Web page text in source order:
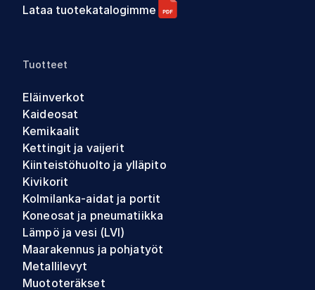
Lataa tuotekatalogimme
Tuotteet
Eläinverkot
Kaideosat
Kemikaalit
Kettingit ja vaijerit
Kiinteistöhuolto ja ylläpito
Kivikorit
Kolmilanka-aidat ja portit
Koneosat ja pneumatiikka
Lämpö ja vesi (LVI)
Maarakennus ja pohjatyöt
Metallilevyt
Muototeräkset